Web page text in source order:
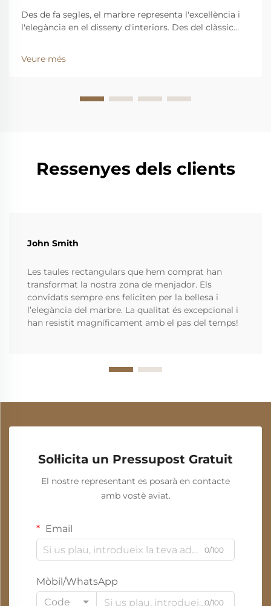
Des de fa segles, el marbre representa l'excel·lència i
l'elegància en el disseny d'interiors. Des del clàssic
fonamental del sector. A Fuhua Marble Expert, creem
mobles de marbre que combinen el millor del vell
Veure més
Ressenyes dels clients
John Smith
Les taules rectangulars que hem comprat han
transformat la nostra zona de menjador. Els
convidats sempre ens feliciten per la bellesa i
l’elegància del marbre. La qualitat és excepcional i
han resistit magníficament amb el pas del temps!
Sol·licita un Pressupost Gratuit
El nostre representant es posarà en contacte
amb vostè aviat.
Email
0/100
Mòbil/WhatsApp
Code
0/100